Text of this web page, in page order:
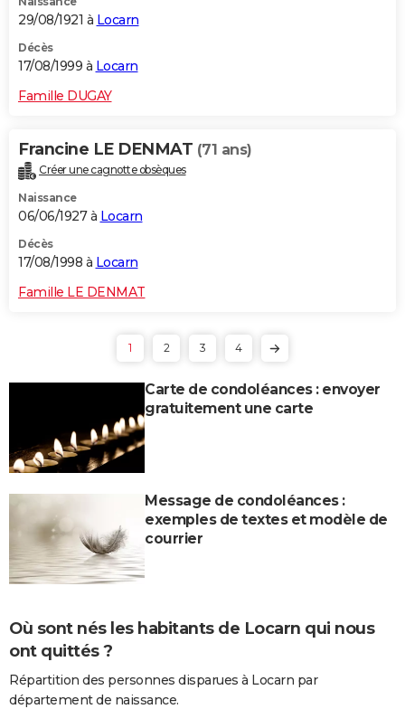
29/08/1921 à Locarn
Décès
17/08/1999 à Locarn
Famille DUGAY
Francine LE DENMAT (71 ans)
Créer une cagnotte obsèques
Naissance
06/06/1927 à Locarn
Décès
17/08/1998 à Locarn
Famille LE DENMAT
1 2 3 4
Carte de condoléances : envoyer
gratuitement une carte
Message de condoléances :
exemples de textes et modèle de
courrier
Où sont nés les habitants de Locarn qui nous
ont quittés ?
Répartition des personnes disparues à Locarn par
département de naissance.